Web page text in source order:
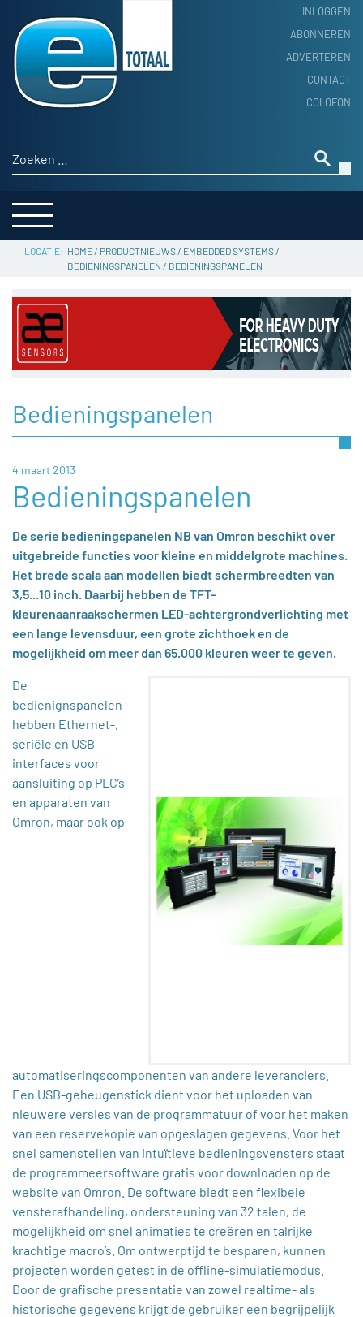
INLOGGEN
ABONNEREN
ADVERTEREN
CONTACT
COLOFON
Zoeken naar:
HOME
PRODUCTNIEUWS
ACHTERGROND
THEMA’S
SERVICE
HOME/ PRODUCTNIEUWS/ EMBEDDED SYSTEMS/
BEDIENINGSPANELEN / BEDIENINGSPANELEN
Bedieningspanelen
4 maart 2013
Bedieningspanelen
De serie bedieningspanelen NB van Omron beschikt over
uitgebreide functies voor kleine en middelgrote machines.
Het brede scala aan modellen biedt schermbreedten van
3,5...10 inch. Daarbij hebben de TFT-
kleurenaanraakschermen LED-achtergrondverlichting met
een lange levensduur, een grote zichthoek en de
mogelijkheid om meer dan 65.000 kleuren weer te geven.
De
bedienignspanelen
hebben Ethernet-,
seriële en USB-
interfaces voor
aansluiting op PLC’s
en apparaten van
Omron, maar ook op
automatiseringscomponenten van andere leveranciers.
Een USB-geheugenstick dient voor het uploaden van
nieuwere versies van de programmatuur of voor het maken
van een reservekopie van opgeslagen gegevens. Voor het
snel samenstellen van intuïtieve bedieningsvensters staat
de programmeersoftware gratis voor downloaden op de
website van Omron. De software biedt een flexibele
vensterafhandeling, ondersteuning van 32 talen, de
mogelijkheid om snel animaties te creëren en talrijke
krachtige macro’s. Om ontwerptijd te besparen, kunnen
projecten worden getest in de offline-simulatiemodus.
Door de grafische presentatie van zowel realtime- als
historische gegevens krijgt de gebruiker een begrijpelijk